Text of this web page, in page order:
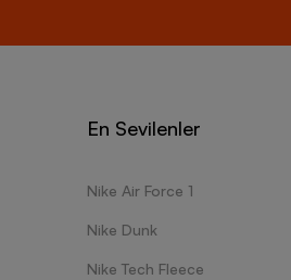
En Sevilenler
Nike Air Force 1
Nike Dunk
Nike Tech Fleece